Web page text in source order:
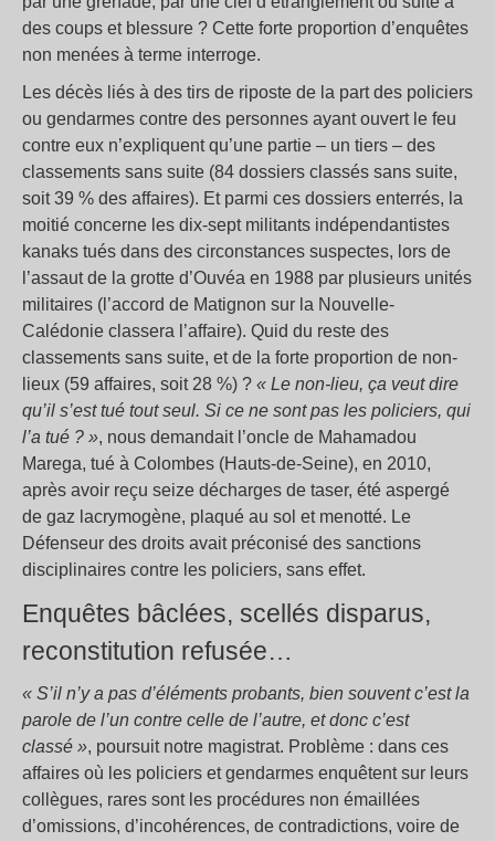
des coups et blessure ? Cette forte proportion d’enquêtes
non menées à terme interroge.
Les décès liés à des tirs de riposte de la part des policiers
ou gendarmes contre des personnes ayant ouvert le feu
contre eux n’expliquent qu’une partie – un tiers – des
classements sans suite (84 dossiers classés sans suite,
soit 39 % des affaires). Et parmi ces dossiers enterrés, la
moitié concerne les dix-sept militants indépendantistes
kanaks tués dans des circonstances suspectes, lors de
l’assaut de la grotte d’Ouvéa en 1988 par plusieurs unités
militaires (l’accord de Matignon sur la Nouvelle-
Calédonie classera l’affaire). Quid du reste des
classements sans suite, et de la forte proportion de non-
lieux (59 affaires, soit 28 %) ? « Le non-lieu, ça veut dire
qu’il s’est tué tout seul. Si ce ne sont pas les policiers, qui
l’a tué ? », nous demandait l’oncle de Mahamadou
Marega, tué à Colombes (Hauts-de-Seine), en 2010,
après avoir reçu seize décharges de taser, été aspergé
de gaz lacrymogène, plaqué au sol et menotté. Le
Défenseur des droits avait préconisé des sanctions
disciplinaires contre les policiers, sans effet.
Enquêtes bâclées, scellés disparus,
reconstitution refusée…
« S’il n’y a pas d’éléments probants, bien souvent c’est la
parole de l’un contre celle de l’autre, et donc c’est
classé », poursuit notre magistrat. Problème : dans ces
affaires où les policiers et gendarmes enquêtent sur leurs
collègues, rares sont les procédures non émaillées
d’omissions, d’incohérences, de contradictions, voire de